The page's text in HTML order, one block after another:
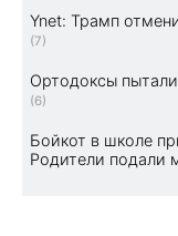
Ynet: Трамп
(7)
Ортодоксы
(6)
Бойкот в школе
Родители подали